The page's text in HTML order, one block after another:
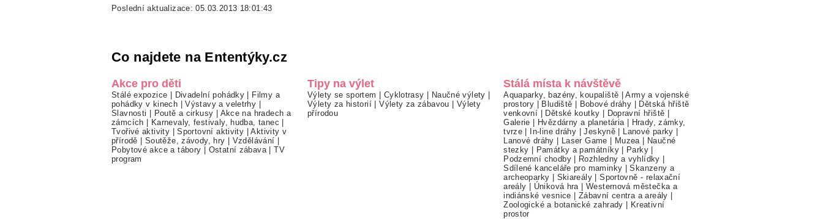
Poslední aktualizace: 05.03.2013 18:01:43
Co najdete na Ententýky.cz
Akce pro děti
Stálé expozice Divadelní pohádky
Filmy a
pohádky v kinech |Výstavy a veletrhy
Slavnosti
Poutě a cirkusy
Akce na hradech a
zámcích
Karnevaly, festivaly, hudba, tanec
Tvořivé aktivity |Sportovní aktivity |Aktivity v
přírodě
Soutěže, závody, hry Vzdělávání
Pobytové akce a tábory
Ostatní zábava |TV
program
Tipy na výlet
Výlety se sportem Cyklotrasy Naučné výlety
Výlety za historií |Výlety za zábavou
Výlety
přírodou
Stálá místa k návštěvě
Aquaparky, bazény, koupaliště |Army a vojenské
prostory
Bludiště Bobové dráhy
Dětská hřiště
venkovní
Dětské koutky Dopravní hřiště
Galerie
Hvězdárny a planetária
Hrady, zámky,
tvrze
In-line dráhy |Jeskyně Lanové parky
Lanové dráhy
Laser Game Muzea
Naučné
stezky
Památky a památníky| Parky
Podzemní chodby| Rozhledny a vyhlídky
Sdílené kanceláře pro maminky |Skanzeny a
archeoparky
Skiareály |Sportovně - relaxační
areály
Úniková hra |Westernová městečka a
indiánské vesnice
Zábavní centra a areály
Zoologické a botanické zahrady
Kreativní
prostor